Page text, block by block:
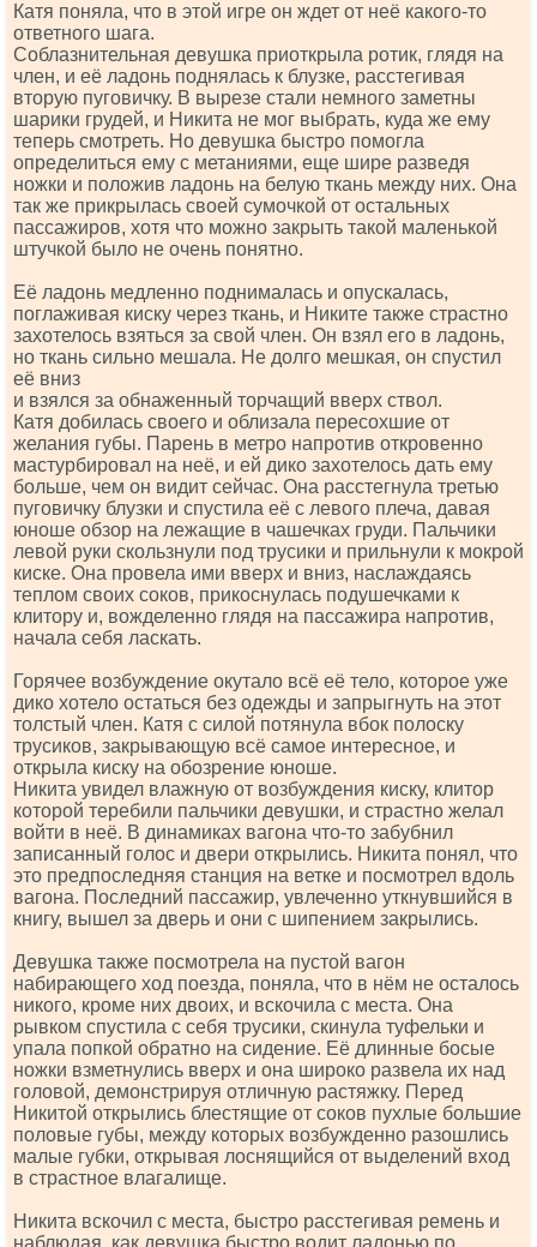
Катя поняла, что в этой игре он ждет от неё какого-то
ответного шага.
Соблазнительная девушка приоткрыла ротик, глядя на
член, и её ладонь поднялась к блузке, расстегивая
вторую пуговичку. В вырезе стали немного заметны
шарики грудей, и Никита не мог выбрать, куда же ему
теперь смотреть. Но девушка быстро помогла
определиться ему с метаниями, еще шире разведя
ножки и положив ладонь на белую ткань между них. Она
так же прикрылась своей сумочкой от остальных
пассажиров, хотя что можно закрыть такой маленькой
штучкой было не очень понятно.
Её ладонь медленно поднималась и опускалась,
поглаживая киску через ткань, и Никите также страстно
захотелось взяться за свой член. Он взял его в ладонь,
но ткань сильно мешала. Не долго мешкая, он спустил
её вниз
и взялся за обнаженный торчащий вверх ствол.
Катя добилась своего и облизала пересохшие от
желания губы. Парень в метро напротив откровенно
мастурбировал на неё, и ей дико захотелось дать ему
больше, чем он видит сейчас. Она расстегнула третью
пуговичку блузки и спустила её с левого плеча, давая
юноше обзор на лежащие в чашечках груди. Пальчики
левой руки скользнули под трусики и прильнули к мокрой
киске. Она провела ими вверх и вниз, наслаждаясь
теплом своих соков, прикоснулась подушечками к
клитору и, вожделенно глядя на пассажира напротив,
начала себя ласкать.
Горячее возбуждение окутало всё её тело, которое уже
дико хотело остаться без одежды и запрыгнуть на этот
толстый член. Катя с силой потянула вбок полоску
трусиков, закрывающую всё самое интересное, и
открыла киску на обозрение юноше.
Никита увидел влажную от возбуждения киску, клитор
которой теребили пальчики девушки, и страстно желал
войти в неё. В динамиках вагона что-то забубнил
записанный голос и двери открылись. Никита понял, что
это предпоследняя станция на ветке и посмотрел вдоль
вагона. Последний пассажир, увлеченно уткнувшийся в
книгу, вышел за дверь и они с шипением закрылись.
Девушка также посмотрела на пустой вагон
набирающего ход поезда, поняла, что в нём не осталось
никого, кроме них двоих, и вскочила с места. Она
рывком спустила с себя трусики, скинула туфельки и
упала попкой обратно на сидение. Её длинные босые
ножки взметнулись вверх и она широко развела их над
головой, демонстрируя отличную растяжку. Перед
Никитой открылись блестящие от соков пухлые большие
половые губы, между которых возбужденно разошлись
малые губки, открывая лоснящийся от выделений вход
в страстное влагалище.
Никита вскочил с места, быстро расстегивая ремень и
наблюдая, как девушка быстро водит ладонью по